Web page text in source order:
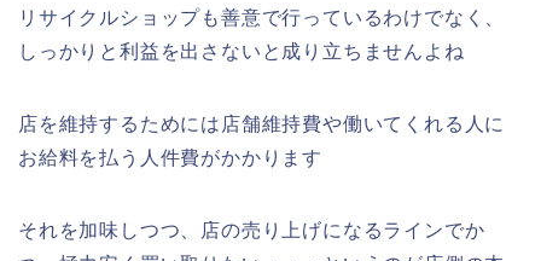
リサイクルショップも善意で行っているわけでなく、
しっかりと利益を出さないと成り立ちませんよね
店を維持するためには店舗維持費や働いてくれる人に
お給料を払う人件費がかかります
それを加味しつつ、店の売り上げになるラインでか